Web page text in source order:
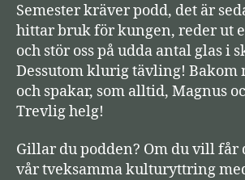
e
l
a
r
e
Semester kräver podd, det är
hittar bruk för kungen, reder ut
och stör oss på udda antal glas i
Dessutom klurig tävling!
och spakar, som alltid, Magnus
Trevlig helg!
Gillar du podden? Om du vill får
vår tveksamma kulturyttring